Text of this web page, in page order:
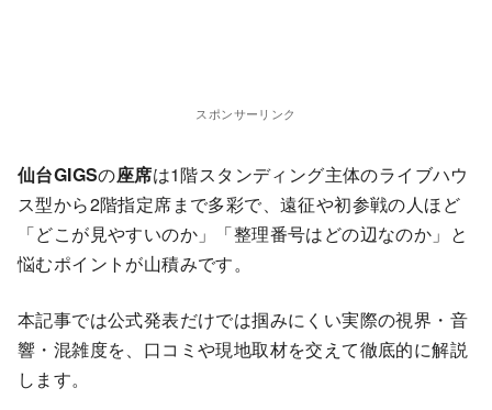
スポンサーリンク
仙台GIGSの座席は1階スタンディング主体のライブハウ
ス型から2階指定席まで多彩で、遠征や初参戦の人ほど
「どこが見やすいのか」「整理番号はどの辺なのか」と
悩むポイントが山積みです。
本記事では公式発表だけでは掴みにくい実際の視界・音
響・混雑度を、口コミや現地取材を交えて徹底的に解説
します。